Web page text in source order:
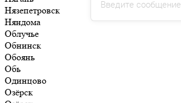
Нязепетровск
Няндома
Облучье
Обнинск
Обоянь
Обь
Одинцово
Озёрск
Введите сообщение